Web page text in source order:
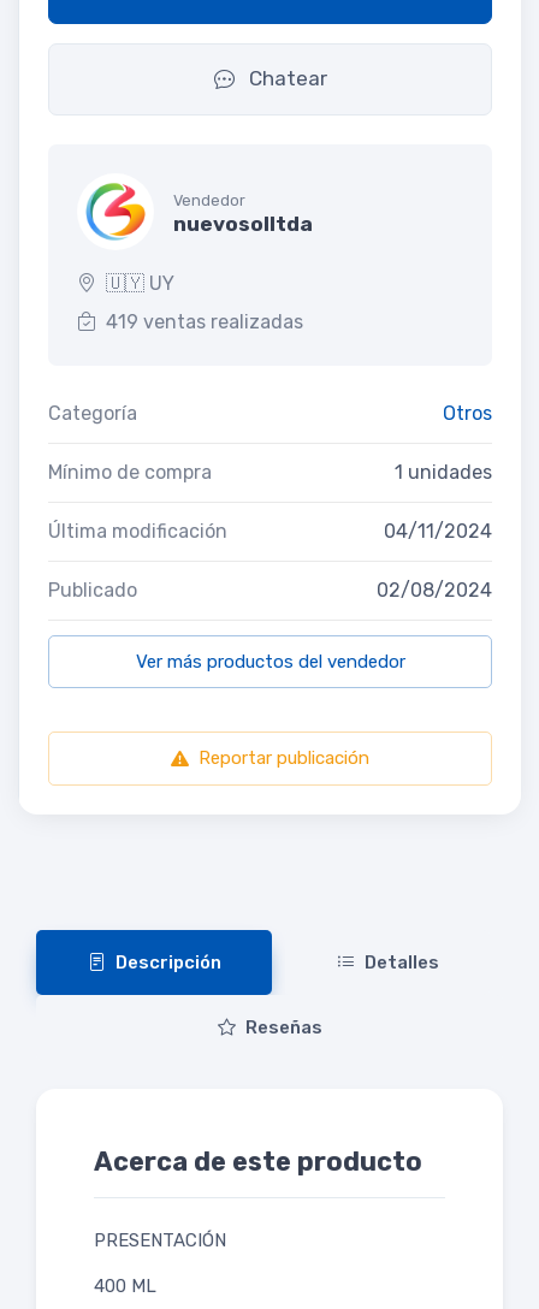
Chatear
Vendedor
nuevosolltda
🇺🇾 UY
419 ventas realizadas
Categoría Otros
Mínimo de compra 1 unidades
Última modificación 04/11/2024
Publicado 02/08/2024
Ver más productos del vendedor
Reportar publicación
Descripción Detalles
Reseñas
Acerca de este producto
PRESENTACIÓN
400 ML